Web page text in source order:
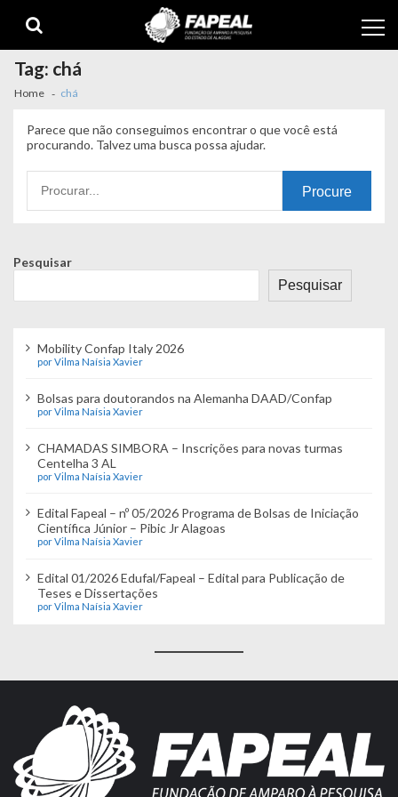
navigation
content
Tag: chá
Home chá
Parece que não conseguimos encontrar o que você está
procurando. Talvez uma busca possa ajudar.
por:
Pesquisar
Pesquisar
Mobility Confap Italy 2026
por Vilma Naísia Xavier
Bolsas para doutorandos na Alemanha DAAD/Confap
por Vilma Naísia Xavier
CHAMADAS SIMBORA – Inscrições para novas turmas
Centelha 3 AL
por Vilma Naísia Xavier
Edital Fapeal – nº 05/2026 Programa de Bolsas de Iniciação
Científica Júnior – Pibic Jr Alagoas
por Vilma Naísia Xavier
Edital 01/2026 Edufal/Fapeal – Edital para Publicação de
Teses e Dissertações
por Vilma Naísia Xavier